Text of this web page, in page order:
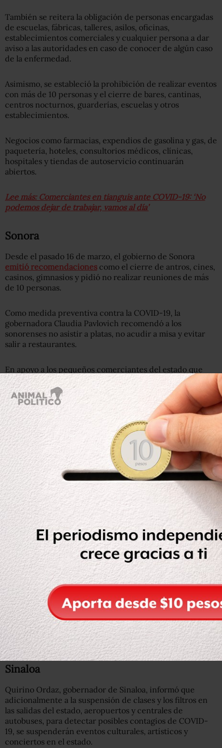
También se reitera la obligación de personas encargadas
de escuelas, fábricas, talleres, asilos, oficinas,
establecimientos comerciales y cualquier persona a dar
aviso a las autoridades en caso de conocer de algún caso
de la enfermedad.
Asimismo, se estableció la prohibición de realizar eventos
con más de 10 personas y el cierre de bares, cantinas,
centros nocturnos, guarderías, escuelas y otros
establecimientos.
Negocios como farmacias, expendios de gasolina y gas, de
paquetería, hoteles, consultorios médicos, clínicas,
hospitales y tiendas de autoservicio continuarán
abiertos.
Lee más: Comerciantes en tianguis ante COVID-19: ‘No
podemos dejar de trabajar, vamos al día’
Sonora
Desde el pasado 16 de marzo, el gobierno de Sonora
emitió recomendaciones como el cierre de antros, cines,
casinos, gimnasios y pidió no realizar reuniones de más
de 10 personas.
Como medida preventiva contra la COVID-19, la
gobernadora Claudia Pavlovich recomendó a los
sonorenses no asistir a platas, no acudir a misa y evitar
salir a restaurantes.
En apoyo a los pequeños comerciantes del estado que
podrían verse afectados por estas medidas, Pavlovich
anunció que se aplicarán beneficios como el 50% de
descuento en el pago de impuestos sobre la nómina a
empresas con 50 empleados o menos.
También se descontará el 100% en el impuesto sobre
hospedaje y el 50% en el pago de derechos registrase por
inscripción de vivienda.
Estas son algunas de las acciones económicas concretas
para beneficiar a las PyMES durante este periodo de
prevención.
#Covid19
#QuédateEnCasa
#SonoraTeProtege
pic.twitter.com/yClbkAct4X
— Claudia Pavlovich A. (@ClaudiaPavlovic)March 23,
2020
El gobierno de Sonora activó una prórroga para el pago
de la revalidación vehicular, en el pago de licencias de
alcoholes y suspenderá los actos de fiscalización
estatales.
Entérate: Se avecina una crisis económica por COVID-19,
ya se está sintiendo: AMLO
Sinaloa
Quirino Ordaz, gobernador de Sinaloa, informó que
adicionalmente a la suspensión de clases y los filtros en
las salidas del estado, aeropuertos y centrales de
autobuses, para detectar posibles contagios de COVID-
19, se suspenderán eventos culturales, artísticos y
conciertos en el estado.